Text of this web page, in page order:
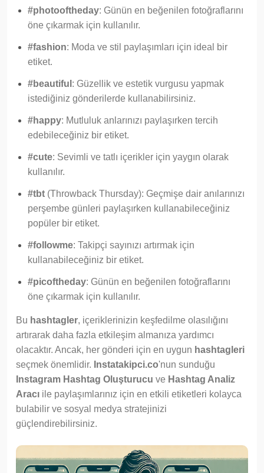
#photooftheday: Günün en beğenilen fotoğraflarını
öne çıkarmak için kullanılır.
#fashion: Moda ve stil paylaşımları için ideal bir
etiket.
#beautiful : Güzellik ve estetik vurgusu yapmak
istediğiniz gönderilerde kullanabilirsiniz.
#happy: Mutluluk anlarınızı paylaşırken tercih
edebileceğiniz bir etiket.
#cute: Sevimli ve tatlı içerikler için yaygın olarak
kullanılır.
#tbt (Throwback Thursday): Geçmişe dair anılarınızı
perşembe günleri paylaşırken kullanabileceğiniz
popüler bir etiket.
#followme: Takipçi sayınızı artırmak için
kullanabileceğiniz bir etiket.
#picoftheday: Günün en beğenilen fotoğraflarını
öne çıkarmak için kullanılır.
Bu hashtagler, içeriklerinizin keşfedilme olasılığını
artırarak daha fazla etkileşim almanıza yardımcı
olacaktır. Ancak, her gönderi için en uygun hashtagleri
seçmek önemlidir. Instatakipci.co'nun sunduğu
Instagram Hashtag Oluşturucu ve Hashtag Analiz
Aracı ile paylaşımlarınız için en etkili etiketleri kolayca
bulabilir ve sosyal medya stratejinizi
güçlendirebilirsiniz.